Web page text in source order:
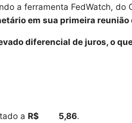
a ferramenta FedWatch, do
em sua primeira reunião
diferencial de juros, o
a R$ 5,86.